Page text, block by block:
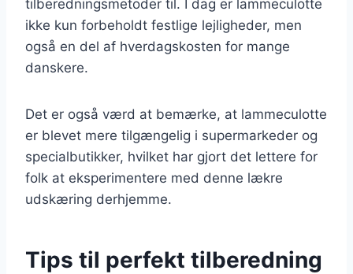
tilberedningsmetoder til. I dag er lammeculotte
ikke kun forbeholdt festlige lejligheder, men
også en del af hverdagskosten for mange
danskere.
Det er også værd at bemærke, at lammeculotte
er blevet mere tilgængelig i supermarkeder og
specialbutikker, hvilket har gjort det lettere for
folk at eksperimentere med denne lækre
udskæring derhjemme.
Tips til perfekt tilberedning